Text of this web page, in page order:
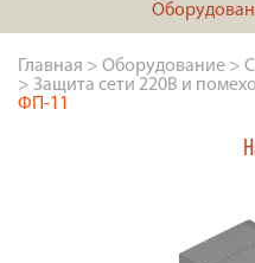
Главная > Оборудование >
> Защита сети 220В и
ФП-11